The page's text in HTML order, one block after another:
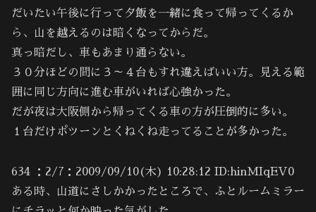
だいたい午後に行って夕飯を一緒に食って帰ってくるか
ら、山を越えるのは暗くなってからだ。
真っ暗だし、車もあまり通らない。
３０分ほどの間に３～４台もすれ違えばいい方。見える範
囲に同じ方向に進む車がいれば心強かった。
だが夜は大阪側から帰ってくる車の方が圧倒的に多い。
１台だけポツーンとくねくね走ってることが多かった。
634 ：2/7：2009/09/10(木) 10:28:12 ID:hinMIqEV0
ある時、山道にさしかかったところで、ふとルームミラー